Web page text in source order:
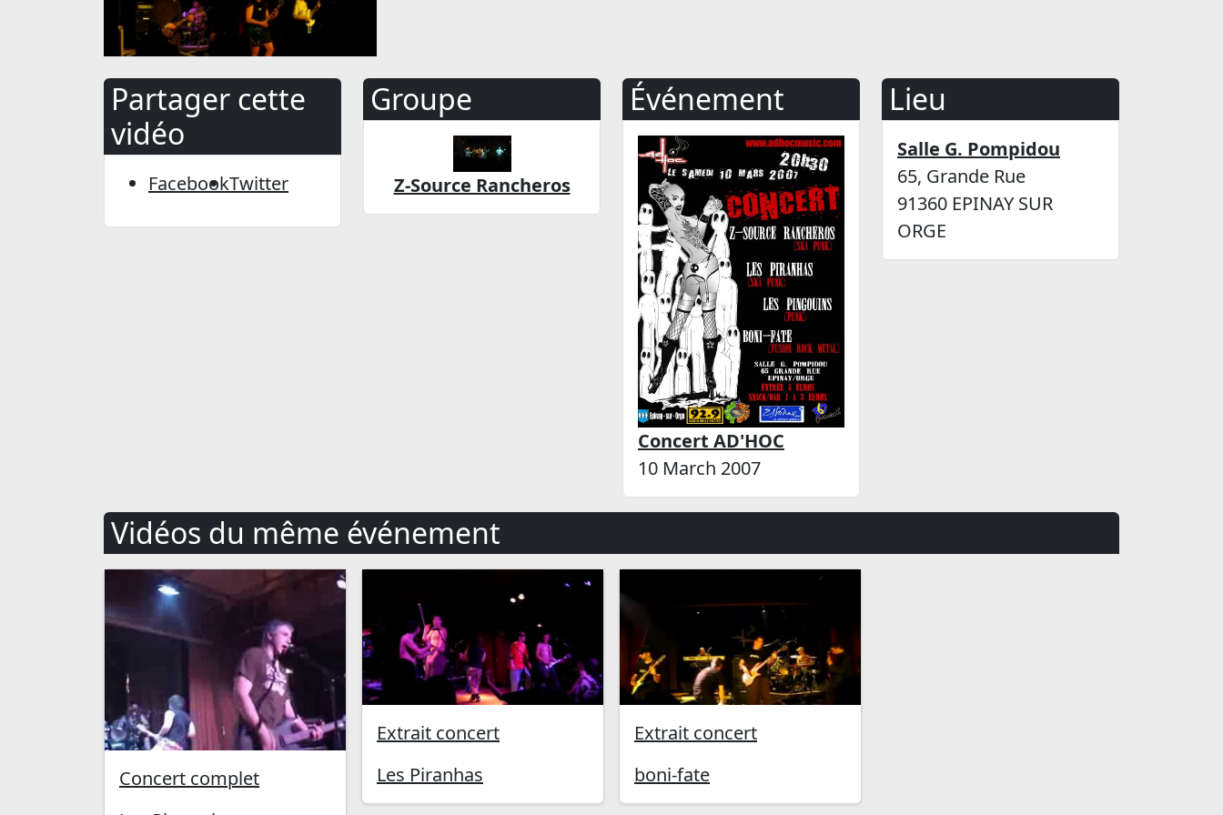
Partager cette
vidéo
FacebookTwitter
Groupe
Z-Source Rancheros
Événement
Concert AD'HOC
10 March 2007
Lieu
Salle G. Pompidou
65, Grande Rue
91360 EPINAY SUR
ORGE
Vidéos du même événement
Concert complet
Extrait concert
Les Piranhas
Extrait concert
boni-fate